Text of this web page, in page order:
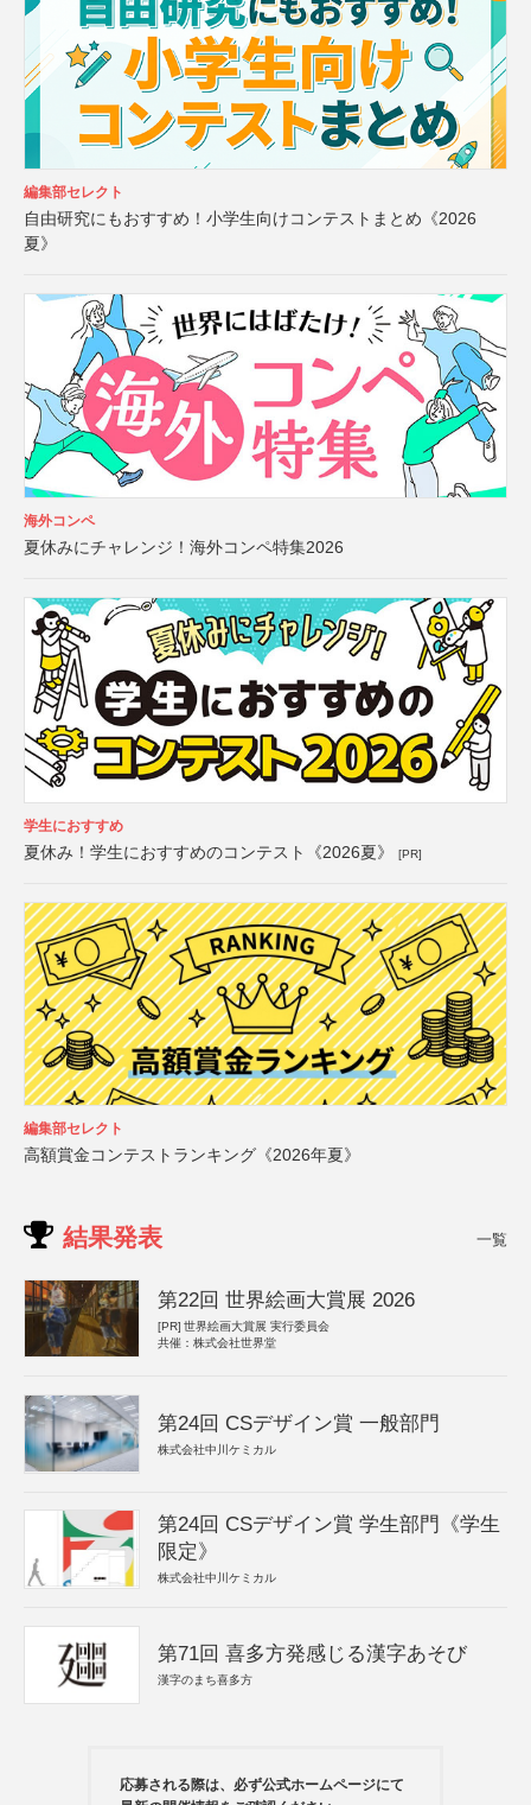
編集部セレクト
自由研究にもおすすめ！小学生向けコンテストまとめ《2026
夏》
海外コンペ
夏休みにチャレンジ！海外コンペ特集2026
学生におすすめ
夏休み！学生におすすめのコンテスト《2026夏》 [PR]
編集部セレクト
高額賞金コンテストランキング《2026年夏》
結果発表 一覧
第22回 世界絵画大賞展 2026
[PR] 世界絵画大賞展 実行委員会
共催：株式会社世界堂
第24回 CSデザイン賞 一般部門
株式会社中川ケミカル
第24回 CSデザイン賞 学生部門《学生
限定》
株式会社中川ケミカル
第71回 喜多方発感じる漢字あそび
漢字のまち喜多方
応募される際は、必ず公式ホームページにて